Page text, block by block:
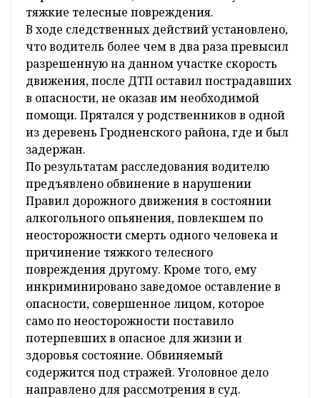
тяжкие телесные повреждения.
В ходе следственных действий установлено,
что водитель более чем в два раза превысил
разрешенную на данном участке скорость
движения, после ДТП оставил пострадавших
в опасности, не оказав им необходимой
помощи. Прятался у родственников в одной
из деревень Гродненского района, где и был
задержан.
По результатам расследования водителю
предъявлено обвинение в нарушении
Правил дорожного движения в состоянии
алкогольного опьянения, повлекшем по
неосторожности смерть одного человека и
причинение тяжкого телесного
повреждения другому. Кроме того, ему
инкриминировано заведомое оставление в
опасности, совершенное лицом, которое
само по неосторожности поставило
потерпевших в опасное для жизни и
здоровья состояние. Обвиняемый
содержится под стражей. Уголовное дело
направлено для рассмотрения в суд.